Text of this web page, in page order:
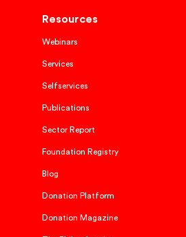
Resources
Webinars
Services
Selfservices
Publications
Sector Report
Foundation Registry
Blog
Donation Platform
Donation Magazine